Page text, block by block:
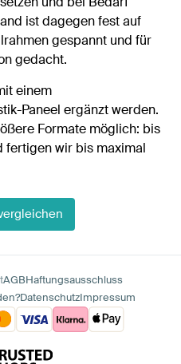
ist dagegen fest auf
gespannt und für
gedacht.
einem
Paneel ergänzt werden.
Formate möglich: bis
fertigen wir bis maximal
AGBHaftungsausschluss
DatenschutzImpressum